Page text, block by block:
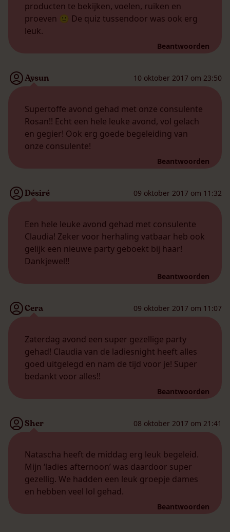
producten te bekijken, voelen, ruiken en
proeven 🙂 De quiz tussendoor was ook erg
leuk.
Beantwoorden
Aysun 10 oktober 2017 om 23:50
Supertoffe avond gehad met onze consulente
Rosan!! Echt een hele leuke avond, vol gelach
en gegier! Ook erg goede begeleiding van
onze consulente!
Beantwoorden
Désiré 09 oktober 2017 om 11:32
Een hele leuke avond gehad met consulente
Claudia! Zeker voor herhaling vatbaar heb ook
gelijk een nieuwe party geboekt bij haar!
Dankjewel!!
Beantwoorden
Cera 09 oktober 2017 om 11:07
Zaterdag avond een super gezellige party
gehad! Claudia van de ladiesnight heeft alles
goed uitgelegd en nam de tijd voor je! Super
bedankt voor alles!!
Beantwoorden
Sher 08 oktober 2017 om 21:41
Natascha heeft de middag erg leuk begeleid.
Mijn ‘ladies afternoon’ was daardoor super
gezellig. We hadden een leuk groepje dames
en hebben veel lol gehad.
Beantwoorden